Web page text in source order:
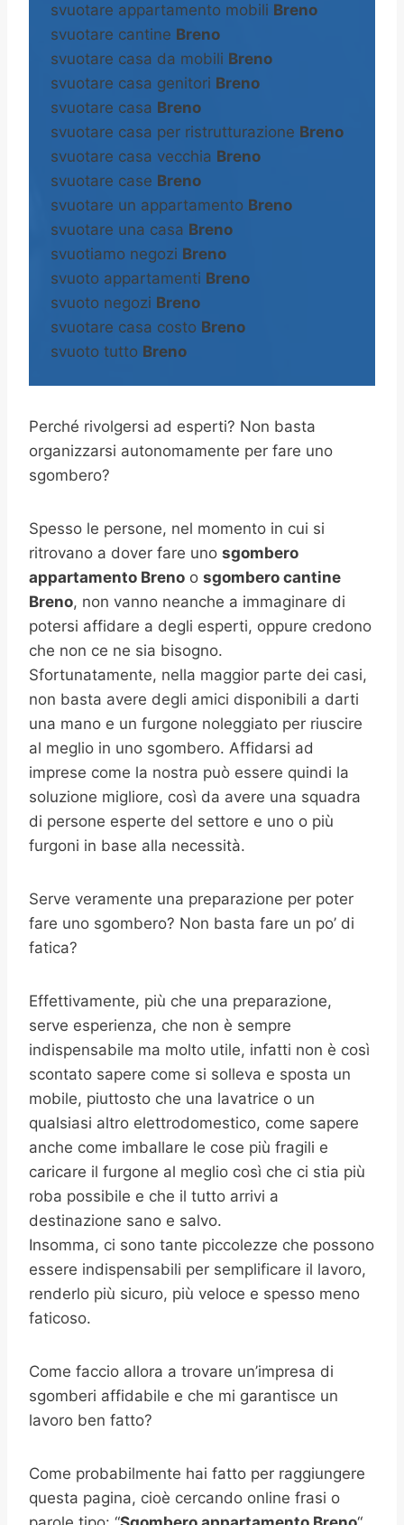
svuotare appartamento mobili Breno
svuotare cantine Breno
svuotare casa da mobili Breno
svuotare casa genitori Breno
svuotare casa Breno
svuotare casa per ristrutturazione Breno
svuotare casa vecchia Breno
svuotare case Breno
svuotare un appartamento Breno
svuotare una casa Breno
svuotiamo negozi Breno
svuoto appartamenti Breno
svuoto negozi Breno
svuotare casa costo Breno
svuoto tutto Breno
Perché rivolgersi ad esperti? Non basta
organizzarsi autonomamente per fare uno
sgombero?
Spesso le persone, nel momento in cui si
ritrovano a dover fare uno sgombero
appartamento Breno o sgombero cantine
Breno, non vanno neanche a immaginare di
potersi affidare a degli esperti, oppure credono
che non ce ne sia bisogno.
Sfortunatamente, nella maggior parte dei casi,
non basta avere degli amici disponibili a darti
una mano e un furgone noleggiato per riuscire
al meglio in uno sgombero. Affidarsi ad
imprese come la nostra può essere quindi la
soluzione migliore, così da avere una squadra
di persone esperte del settore e uno o più
furgoni in base alla necessità.
Serve veramente una preparazione per poter
fare uno sgombero? Non basta fare un po’ di
fatica?
Effettivamente, più che una preparazione,
serve esperienza, che non è sempre
indispensabile ma molto utile, infatti non è così
scontato sapere come si solleva e sposta un
mobile, piuttosto che una lavatrice o un
qualsiasi altro elettrodomestico, come sapere
anche come imballare le cose più fragili e
caricare il furgone al meglio così che ci stia più
roba possibile e che il tutto arrivi a
destinazione sano e salvo.
Insomma, ci sono tante piccolezze che possono
essere indispensabili per semplificare il lavoro,
renderlo più sicuro, più veloce e spesso meno
faticoso.
Come faccio allora a trovare un’impresa di
sgomberi affidabile e che mi garantisce un
lavoro ben fatto?
Come probabilmente hai fatto per raggiungere
questa pagina, cioè cercando online frasi o